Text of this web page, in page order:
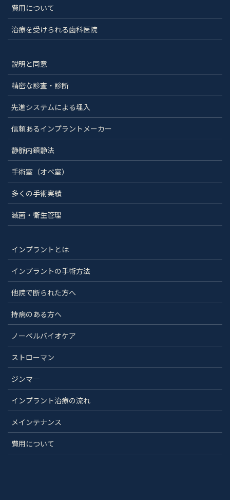
費用について
治療を受けられる歯科医院
説明と同意
精密な診査・診断
先進システムによる埋入
信頼あるインプラントメーカー
静脈内鎮静法
手術室（オペ室）
多くの手術実績
滅菌・衛生管理
インプラントとは
インプラントの手術方法
他院で断られた方へ
持病のある方へ
ノーベルバイオケア
ストローマン
ジンマ―
インプラント治療の流れ
メインテナンス
費用について